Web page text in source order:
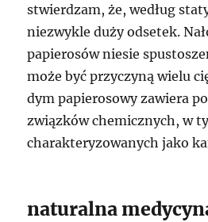
stwierdzam, że, według
niezwykle duży odsetek.
papierosów niesie
może być przyczyną wielu
dym papierosowy zawiera
związków chemicznych, w
charakteryzowanych jako
naturalna